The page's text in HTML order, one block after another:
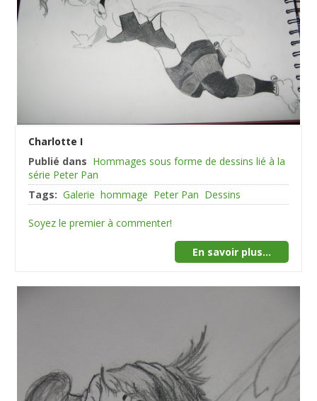
Charlotte I
Publié dans Hommages sous forme de dessins lié à la
série Peter Pan
Tags: Galerie hommage Peter Pan Dessins
Soyez le premier à commenter!
En savoir plus...